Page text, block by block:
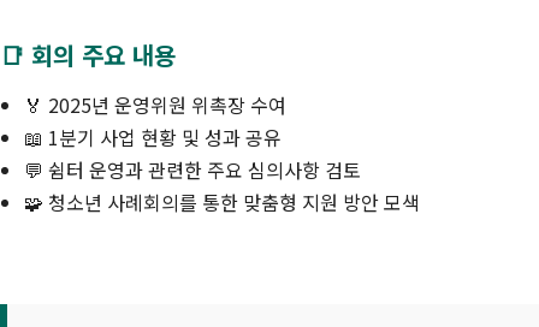
📑 회의 주요 내용
🏅 2025년 운영위원 위촉장 수여
📖 1분기 사업 현황 및 성과 공유
💬 쉼터 운영과 관련한 주요 심의사항 검토
🧩 청소년 사례회의를 통한 맞춤형 지원 방안 모색